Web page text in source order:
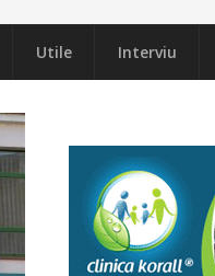
Utile Interviu